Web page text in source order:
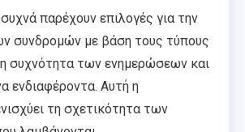
παρέχουν επιλογές για την
συνδρομών με βάση τους τύπους
συχνότητα των ενημερώσεων και
ενδιαφέροντα. Αυτή η
τη σχετικότητα των